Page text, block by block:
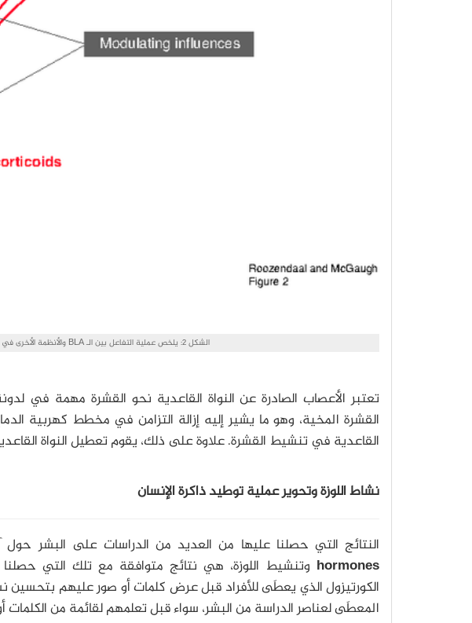
الشكل 2: يلخص عملية التفاعل بين الـ BLA والأنظمة الأخرى في تنظيم عملية توطيد الذاكرة.
تعتبر الأعصاب الصادرة عن النواة القاعدية نحو القشرة مهمة في
القشرة المخية، وهو ما يشير إليه إزالة التزامن في مخطط كهربية
القاعدية في تنشيط القشرة. علاوة على ذلك، يقوم تعطيل النواة
نشاط اللوزة وتحوير عملية توطيد ذاكرة الإنسان
النتائج التي حصلنا عليها من العديد من الدراسات على البشر حول
hormones وتنشيط اللوزة، هي نتائج متوافقة مع تلك التي
الكورتيزول الذي يعطَى للأفراد قبل عرض كلمات أو صور عليهم بتحسين
المعطَى لعناصر الدراسة من البشر، سواء قبل تعلمهم لقائمة من